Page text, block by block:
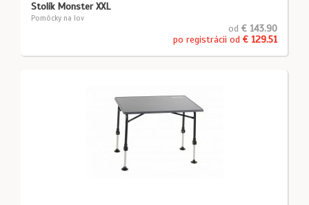
Stolík Monster XXL
Pomôcky na lov
od € 143.90
po registrácii od € 129.51